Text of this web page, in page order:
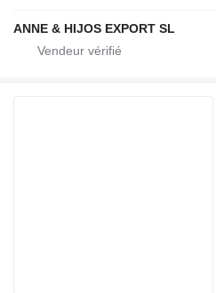
ANNE & HIJOS EXPORT SL